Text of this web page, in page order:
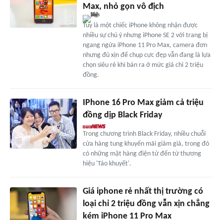
Max, nhỏ gọn vô địch
Tuy là một chiếc iPhone không nhận được
nhiều sự chú ý nhưng iPhone SE 2 với trang bị
ngang ngửa iPhone 11 Pro Max, camera đơn
nhưng đủ xịn để chụp cực đẹp vẫn đang là lựa
chọn siêu rẻ khi bán ra ở mức giá chỉ 2 triệu
đồng.
IPhone 16 Pro Max giảm cả triệu
đồng dịp Black Friday
Trong chương trình Black Friday, nhiều chuỗi
cửa hàng tung khuyến mãi giảm giá, trong đó
có những mặt hàng điện tử đến từ thương
hiệu 'Táo khuyết'.
Giá iphone rẻ nhất thị trường có
loại chỉ 2 triệu đồng vẫn xịn chẳng
kém iPhone 11 Pro Max